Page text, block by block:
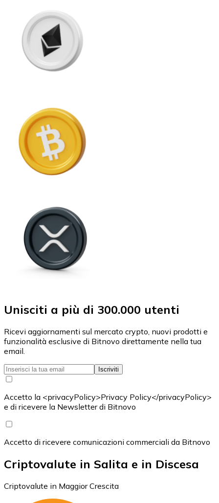
Unisciti a più di 300.000 utenti
Ricevi aggiornamenti sul mercato crypto, nuovi prodotti e
funzionalità esclusive di Bitnovo direttamente nella tua
email.
Iscriviti
Accetto la <privacyPolicy>Privacy Policy</privacyPolicy>
e di ricevere la Newsletter di Bitnovo
Accetto di ricevere comunicazioni commerciali da Bitnovo
Criptovalute in Salita e in Discesa
Criptovalute in Maggior Crescita